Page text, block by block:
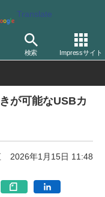
Translate
検索 Impressサイト
/カードリーダー
が可能なUSBカ
2026年1月15日 11:48